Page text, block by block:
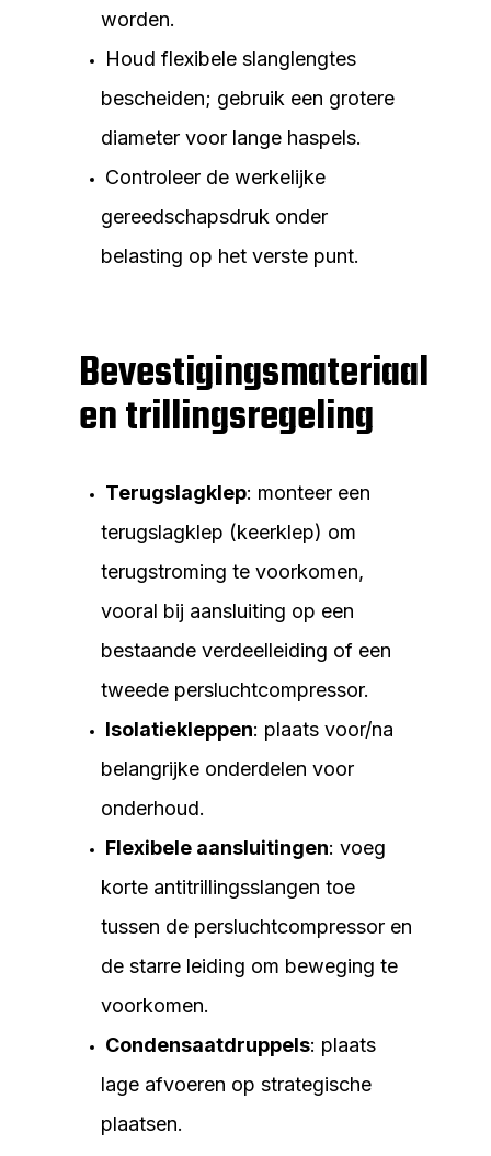
worden.
Houd flexibele slanglengtes
bescheiden; gebruik een grotere
diameter voor lange haspels.
Controleer de werkelijke
gereedschapsdruk onder
belasting op het verste punt.
Bevestigingsmateriaal
en trillingsregeling
Terugslagklep: monteer een
terugslagklep (keerklep) om
terugstroming te voorkomen,
vooral bij aansluiting op een
bestaande verdeelleiding of een
tweede persluchtcompressor.
Isolatiekleppen: plaats voor/na
belangrijke onderdelen voor
onderhoud.
Flexibele aansluitingen: voeg
korte antitrillingsslangen toe
tussen de persluchtcompressor en
de starre leiding om beweging te
voorkomen.
Condensaatdruppels: plaats
lage afvoeren op strategische
plaatsen.